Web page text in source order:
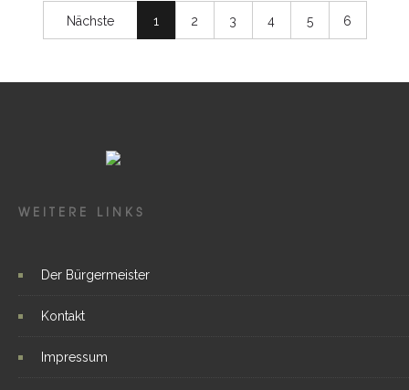
Nächste 1 2 3 4 5 6
WEITERE LINKS
Der Bürgermeister
Kontakt
Impressum